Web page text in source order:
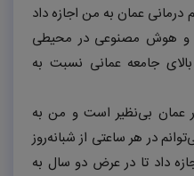
درمانی عمان به من اجازه داد
و هوش مصنوعی در محیطی
بالای جامعه عمانی نسبت به
عمان بی‌نظیر است و من به
در هر ساعتی از شبانه‌روز
داد تا در عرض دو سال به